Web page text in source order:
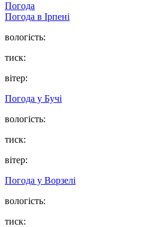
Погода
Погода в Ірпені
вологість:
тиск:
вітер:
Погода у Бучі
вологість:
тиск:
вітер:
Погода у Ворзелі
вологість:
тиск: